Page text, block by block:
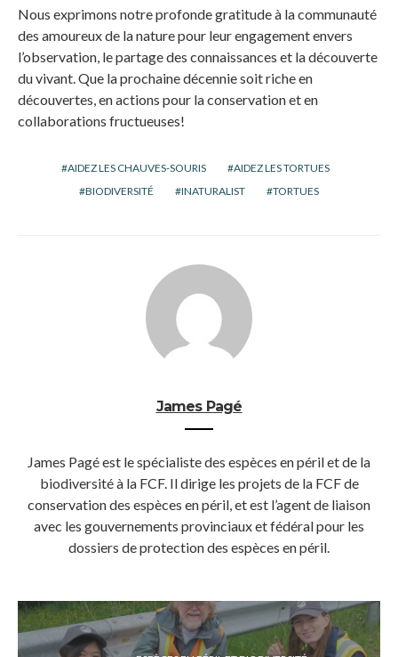
Nous exprimons notre profonde gratitude à la communauté
des amoureux de la nature pour leur engagement envers
l’observation, le partage des connaissances et la découverte
du vivant. Que la prochaine décennie soit riche en
découvertes, en actions pour la conservation et en
collaborations fructueuses!
AIDEZ LES CHAUVES-SOURIS
AIDEZ LES TORTUES
BIODIVERSITÉ
INATURALIST TORTUES
James Pagé
James Pagé est le spécialiste des espèces en péril et de la
biodiversité à la FCF. Il dirige les projets de la FCF de
conservation des espèces en péril, et est l’agent de liaison
avec les gouvernements provinciaux et fédéral pour les
dossiers de protection des espèces en péril.